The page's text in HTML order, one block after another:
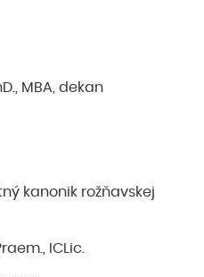
MBA, dekan
kanonik rožňavskej
ICLic.